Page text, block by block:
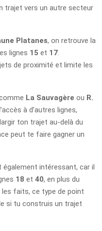
trajet vers un autre secteur
Platanes, on retrouve la
lignes 15 et 17
de proximité et limite les
La Sauvagère ou R.
à d’autres lignes,
ton trajet au-delà du
peut te faire gagner un
également intéressant, car il
18 et 40, en plus du
les faits, ce type de point
si tu construis un trajet